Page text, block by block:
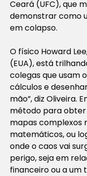
Ceará (UFC), que
demonstrar como
em colapso.
O físico Howard
(EUA), está
colegas que usam
cálculos e
mão”, diz Oliveira.
método para
mapas complexos
matemáticos, ou
onde o caos vai
perigo, seja em
financeiro ou a um